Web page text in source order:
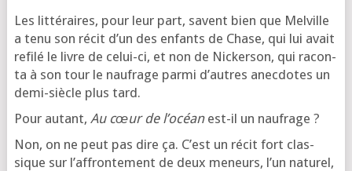
Les lit­té­raires, pour leur part, savent bien que Melville
a tenu son récit d’un des enfants de Chase, qui lui avait
refi­lé le livre de celui-ci, et non de Nickerson, qui racon­
ta à son tour le nau­frage par­mi d’autres anec­dotes un
demi-siècle plus tard.
Pour autant, Au cœur de l’o­céanest-il un naufrage ?
Non, on ne peut pas dire ça. C’est un récit fort clas­
sique sur l’af­fron­te­ment de deux meneurs, l’un natu­rel,